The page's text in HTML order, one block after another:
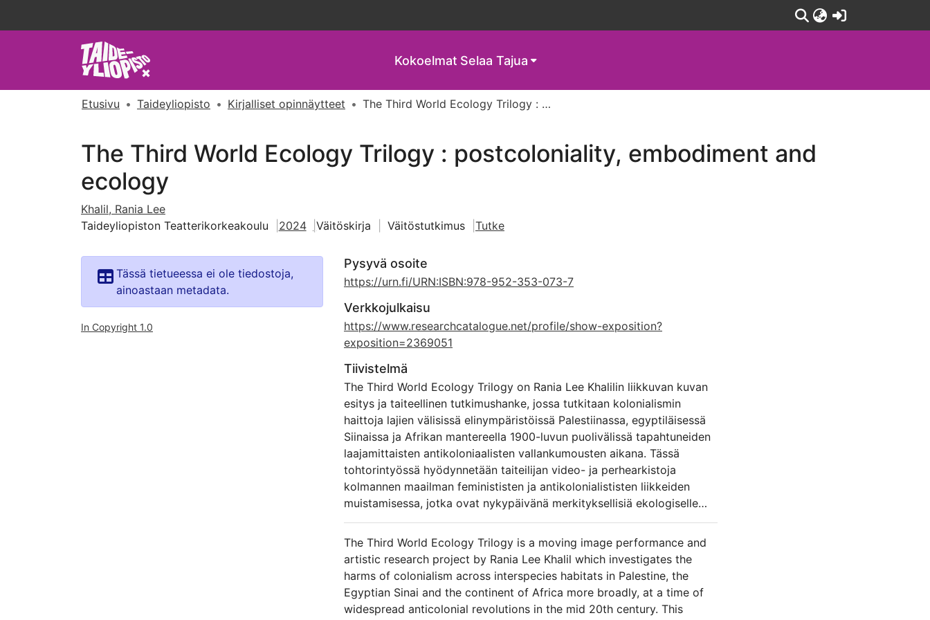
Kokoelmat Selaa Tajua
Etusivu Taideyliopisto Kirjalliset opinnäytteet The Third World Ecology Trilogy : postcoloniality, embodiment and ecology
The Third World Ecology Trilogy : postcoloniality, embodiment and
ecology
Khalil, Rania Lee
Taideyliopiston Teatterikorkeakoulu
2024 Väitöskirja Väitöstutkimus Tutke
Tässä tietueessa ei ole tiedostoja,
ainoastaan metadata.
In Copyright 1.0
Pysyvä osoite
https://urn.fi/URN:ISBN:978-952-353-073-7
Verkkojulkaisu
https://www.researchcatalogue.net/profile/show-exposition?
exposition=2369051
Tiivistelmä
The Third World Ecology Trilogy on Rania Lee Khalilin liikkuvan kuvan
esitys ja taiteellinen tutkimushanke, jossa tutkitaan kolonialismin
haittoja lajien välisissä elinympäristöissä Palestiinassa, egyptiläisessä
Siinaissa ja Afrikan mantereella 1900-luvun puolivälissä tapahtuneiden
laajamittaisten antikoloniaalisten vallankumousten aikana. Tässä
tohtorintyössä hyödynnetään taiteilijan video- ja perhearkistoja
kolmannen maailman feminististen ja antikolonialististen liikkeiden
muistamisessa, jotka ovat nykypäivänä merkityksellisiä ekologiselle
ajattelulle ja taiteelliselle tutkimukselle. Siinä hahmotellaan Khalilin
käyttämän tämän tutkimuksen kannalta keskeisen kehollisen
kuvantekomenetelmän kehittämistä.
Trilogiaan liittyy kolme julkaistua artikkelia, joissa käsitellään kutakin
osiota erikseen. Trilogia koostuu Palestinian Wildlife Series -sarjasta:
kokeellinen videoperformanssi, jossa keskitytään Palestiinassa
The Third World Ecology Trilogy is a moving image performance and
artistic research project by Rania Lee Khalil which investigates the
harms of colonialism across interspecies habitats in Palestine, the
Egyptian Sinai and the continent of Africa more broadly, at a time of
widespread anticolonial revolutions in the mid 20th century. This